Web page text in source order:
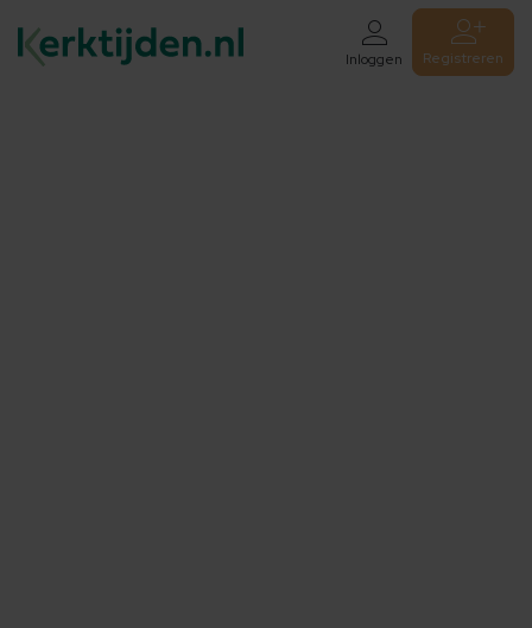
Inloggen Registreren